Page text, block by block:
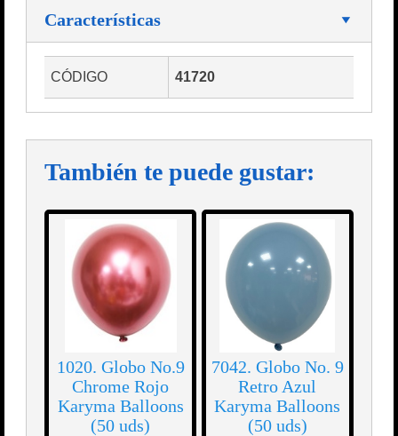
Características
CÓDIGO 41720
También te puede gustar:
1020. Globo No.9
Chrome Rojo
Karyma Balloons
(50 uds)
7042. Globo No. 9
Retro Azul
Karyma Balloons
(50 uds)